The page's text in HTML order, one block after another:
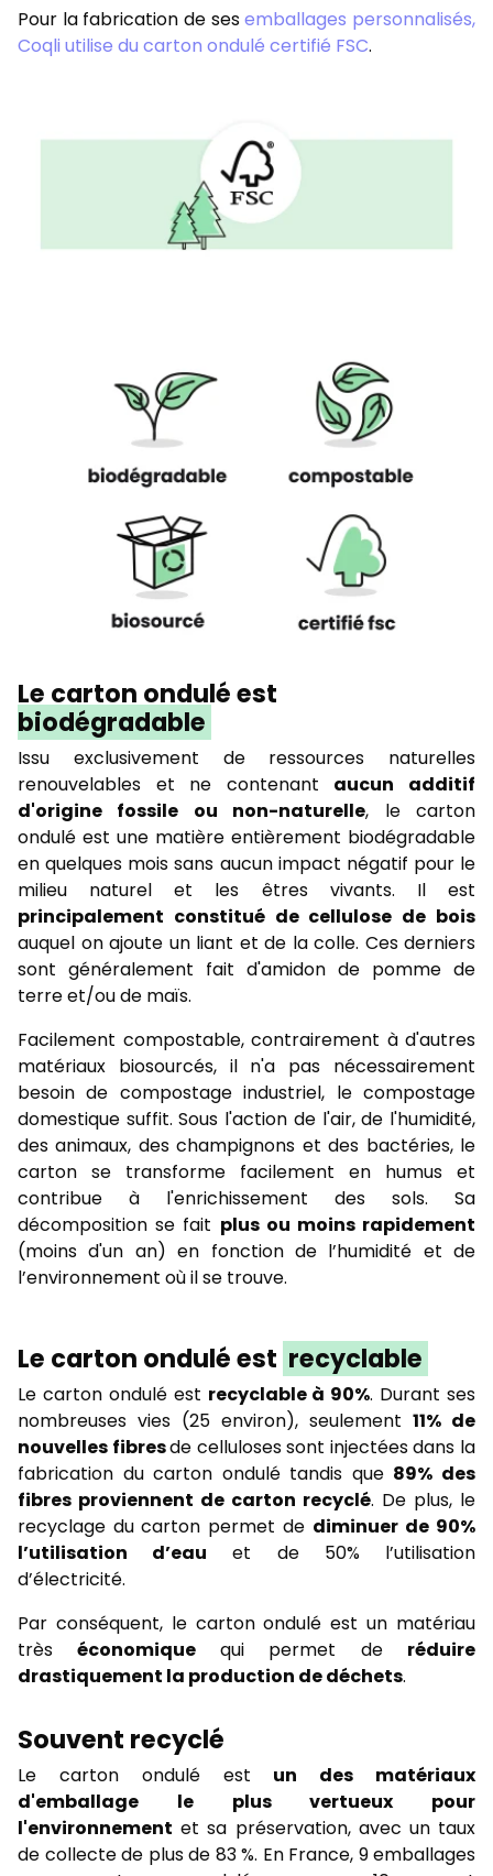
Pour la fabrication de sesemballages personnalisés,
Coqli utilise du carton ondulé certifié FSC.
Le carton ondulé est
biodégradable
Issu exclusivement de ressources naturelles
renouvelables et ne contenant aucun additif
d'origine fossile ou non-naturelle, le carton
ondulé est une matière entièrement biodégradable
en quelques mois sans aucun impact négatif pour le
milieu naturel et les êtres vivants. Il est
principalement constitué de cellulose de bois
auquel on ajoute un liant et de la colle. Ces derniers
sont généralement fait d'amidon de pomme de
terre et/ou de maïs.
Facilement compostable, contrairement à d'autres
matériaux biosourcés, il n'a pas nécessairement
besoin de compostage industriel, le compostage
domestique suffit. Sous l'action de l'air, de l'humidité,
des animaux, des champignons et des bactéries, le
carton se transforme facilement en humus et
contribue à l'enrichissement des sols. Sa
décomposition se fait plus ou moins rapidement
(moins d'un an) en fonction de l’humidité et de
l’environnement où il se trouve.
Le carton ondulé est recyclable
Le carton ondulé est recyclable à 90%. Durant ses
nombreuses vies (25 environ), seulement 11% de
nouvelles fibresde celluloses sont injectées dans la
fabrication du carton ondulé tandis que 89% des
fibres proviennent de carton recyclé. De plus, le
recyclage du carton permet de diminuer de 90%
l’utilisation d’eau et de 50% l’utilisation
d’électricité.
Par conséquent, le carton ondulé est un matériau
trèséconomique qui permet de réduire
drastiquement la production de déchets.
Souvent recyclé
Le carton ondulé est un des matériaux
d'emballage le plus vertueux pour
l'environnement et sa préservation, avec un taux
de collecte de plus de 83 %. En France, 9 emballages